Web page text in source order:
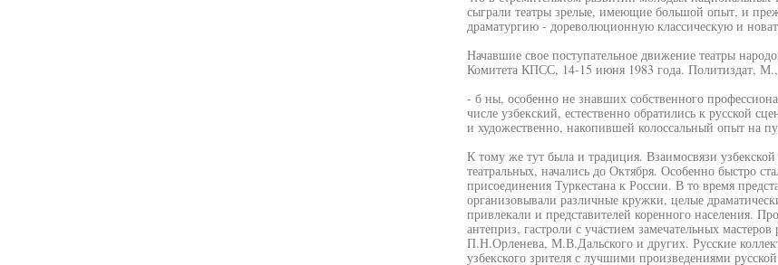
сыграли театры зрелые, имеющие большой опыт, и
драматургию - дореволюционную классическую и
Начавшие свое поступательное движение театры
Комитета КПСС, 14-15 июня 1983 года. Политиздат, М.,
- б ны, особенно не знавших собственного
числе узбекский, естественно обратились к русской
и художественно, накопившей колоссальный опыт на
К тому же тут была и традиция. Взаимосвязи
театральных, начались до Октября. Особенно быстро
присоединения Туркестана к России. В то время
организовывали различные кружки, целые
привлекали и представителей коренного населения.
антеприз, гастроли с участием замечательных
П.Н.Орленева, М.В.Дальского и других. Русские
узбекского зрителя с лучшими произведениями